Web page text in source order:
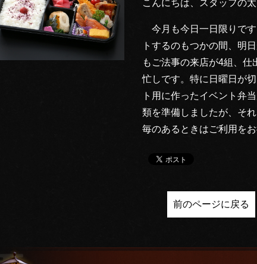
こんにちは、スタッフの
今月も今日一日限りで
トするのもつかの間、明
もご法事の来店が4組、
忙しです。特に日曜日が
ト用に作ったイベント弁
類を準備しましたが、そ
毎のあるときはご利用を
前のページに戻る